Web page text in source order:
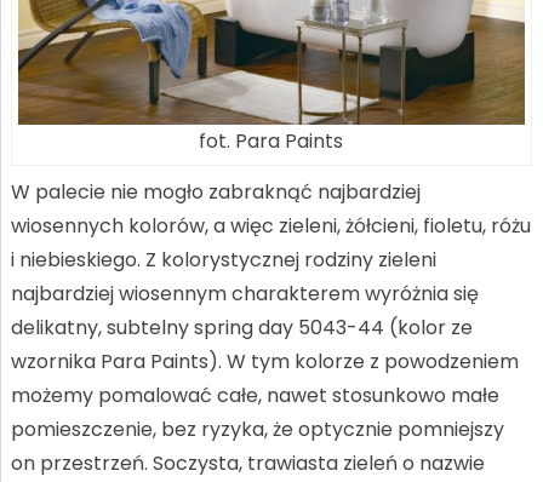
fot. Para Paints
W palecie nie mogło zabraknąć najbardziej
wiosennych kolorów, a więc zieleni, żółcieni, fioletu, różu
i niebieskiego. Z kolorystycznej rodziny zieleni
najbardziej wiosennym charakterem wyróżnia się
delikatny, subtelny spring day 5043-44 (kolor ze
wzornika Para Paints). W tym kolorze z powodzeniem
możemy pomalować całe, nawet stosunkowo małe
pomieszczenie, bez ryzyka, że optycznie pomniejszy
on przestrzeń. Soczysta, trawiasta zieleń o nazwie